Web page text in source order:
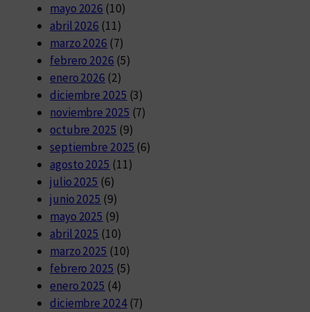
mayo 2026 (10)
abril 2026 (11)
marzo 2026 (7)
febrero 2026 (5)
enero 2026 (2)
diciembre 2025 (3)
noviembre 2025 (7)
octubre 2025 (9)
septiembre 2025 (6)
agosto 2025 (11)
julio 2025 (6)
junio 2025 (9)
mayo 2025 (9)
abril 2025 (10)
marzo 2025 (10)
febrero 2025 (5)
enero 2025 (4)
diciembre 2024(7)